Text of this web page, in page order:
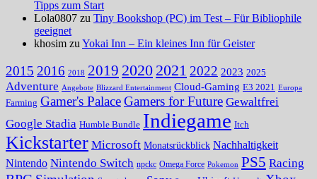
Tipps zum Start
Lola0807 zu Tiny Bookshop (PC) im Test – Für Bibliophile
geeignet
khosim zu Yokai Inn – Ein kleines Inn für Geister
2015 2016 2018 2019 2020 2021 2022 2023 2025
Adventure Angebote Blizzard Entertainment Cloud-Gaming E3 2021 Europa
Farming Gamer's PalaceGamers for Future Gewaltfrei
Google Stadia Humble Bundle Indiegame Itch
Kickstarter Microsoft Monatsrückblick Nachhaltigkeit
Nintendo Nintendo Switch npckc Omega Force Pokemon PS5 Racing